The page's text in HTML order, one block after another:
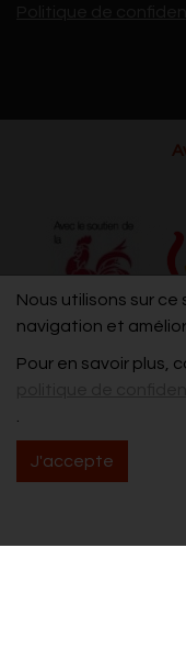
Nous utilisons sur
navigation et
Pour en savoir plus,
J'accepte